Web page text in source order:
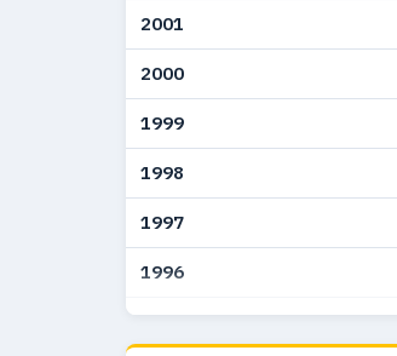
2001
2000
1999
1998
1997
1996
1995